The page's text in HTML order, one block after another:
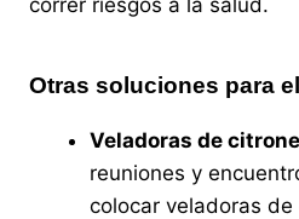
Otras soluciones para
Veladoras de
reuniones y
colocar veladoras de